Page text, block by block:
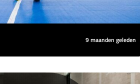
9 maanden geleden